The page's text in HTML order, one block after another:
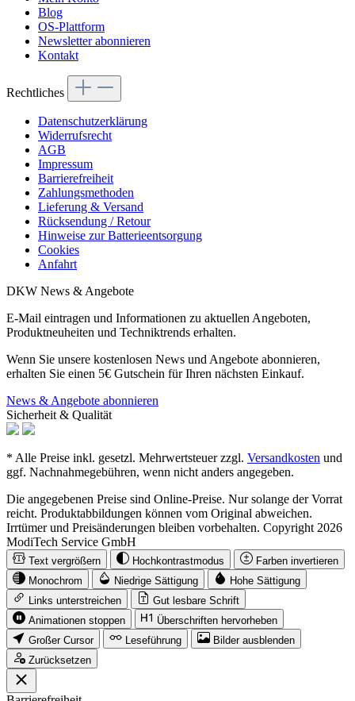
Blog
OS-Plattform
Newsletter abonnieren
Kontakt
Rechtliches
Datenschutzerklärung
Widerrufsrecht
AGB
Impressum
Barrierefreiheit
Zahlungsmethoden
Lieferung & Versand
Rücksendung / Retour
Hinweise zur Batterieentsorgung
Cookies
Anfahrt
DKW News & Angebote
E-Mail eintragen und Informationen zu aktuellen Angeboten,
Produktneuheiten und Techniktrends erhalten.
Wenn Sie unsere kostenlosen News und Angebote abonnieren,
erhalten Sie einen 5€ Gutschein für Ihren nächsten Einkauf.
News & Angebote abonnieren
Sicherheit & Qualität
* Alle Preise inkl. gesetzl. Mehrwertsteuer zzgl. Versandkosten und
ggf. Nachnahmegebühren, wenn nicht anders angegeben.
Die angegebenen Preise sind Online-Preise. Nur solange der Vorrat
reicht. Produktabbildungen können vom Original abweichen.
Irrtümer und Preisänderungen bleiben vorbehalten. Copyright 2026
ModiTech Service GmbH
Text vergrößern Hochkontrastmodus
Farben invertieren
Monochrom
Niedrige Sättigung
Hohe Sättigung
Links unterstreichen
Gut lesbare Schrift
Animationen stoppen
Überschriften hervorheben
Großer Cursor
Leseführung
Bilder ausblenden
Zurücksetzen